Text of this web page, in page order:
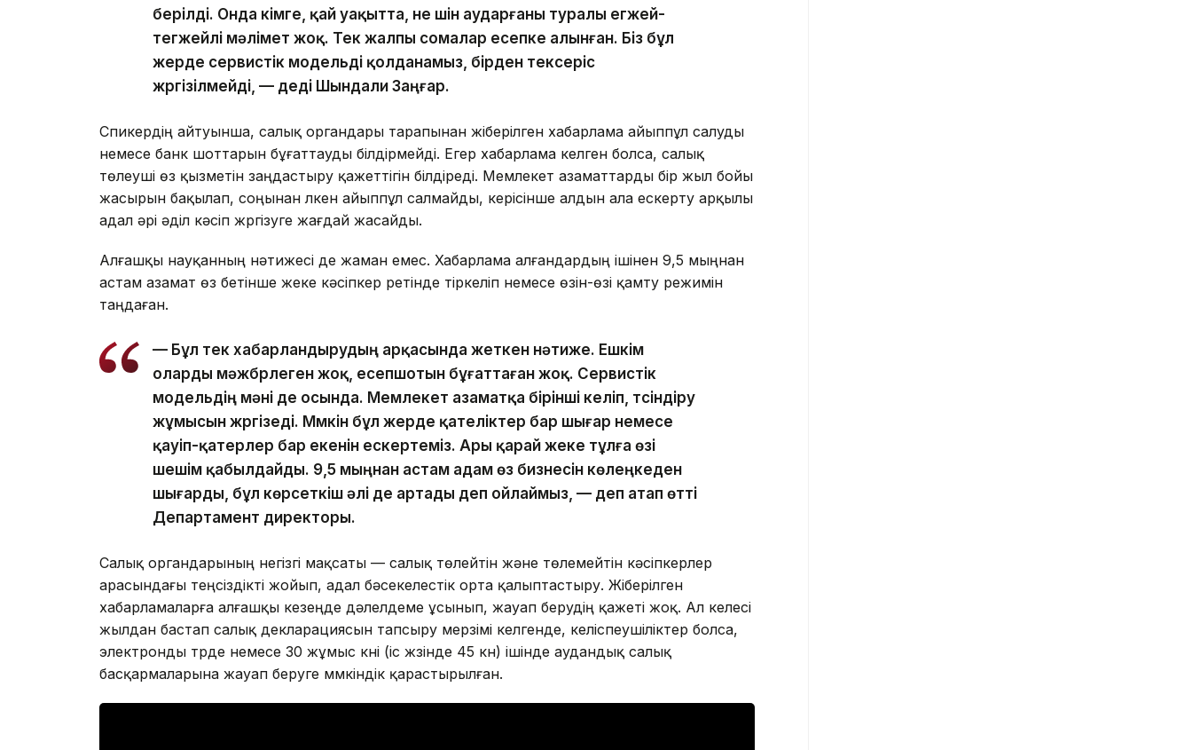
берілді. Онда кімге, қай уақытта, не үшін аударғаны туралы егжей-
тегжейлі мәлімет жоқ. Тек жалпы сомалар есепке алынған. Біз бұл
жерде сервистік модельді қолданамыз, бірден тексеріс
жүргізілмейді, — деді Шындали Заңғар.
Спикердің айтуынша, салық органдары тарапынан жіберілген хабарлама айыппұл салуды
немесе банк шоттарын бұғаттауды білдірмейді. Егер хабарлама келген болса, салық
төлеуші өз қызметін заңдастыру қажеттігін білдіреді. Мемлекет азаматтарды бір жыл бойы
жасырын бақылап, соңынан үлкен айыппұл салмайды, керісінше алдын ала ескерту арқылы
адал әрі әділ кәсіп жүргізуге жағдай жасайды.
Алғашқы науқанның нәтижесі де жаман емес. Хабарлама алғандардың ішінен 9,5 мыңнан
астам азамат өз бетінше жеке кәсіпкер ретінде тіркеліп немесе өзін-өзі қамту режимін
таңдаған.
— Бұл тек хабарландырудың арқасында жеткен нәтиже. Ешкім
оларды мәжбүрлеген жоқ, есепшотын бұғаттаған жоқ. Сервистік
модельдің мәні де осында. Мемлекет азаматқа бірінші келіп, түсіндіру
жұмысын жүргізеді. Мүмкін бұл жерде қателіктер бар шығар немесе
қауіп-қатерлер бар екенін ескертеміз. Ары қарай жеке тұлға өзі
шешім қабылдайды. 9,5 мыңнан астам адам өз бизнесін көлеңкеден
шығарды, бұл көрсеткіш әлі де артады деп ойлаймыз, — деп атап өтті
Департамент директоры.
Салық органдарының негізгі мақсаты — салық төлейтін және төлемейтін кәсіпкерлер
арасындағы теңсіздікті жойып, адал бәсекелестік орта қалыптастыру. Жіберілген
хабарламаларға алғашқы кезеңде дәлелдеме ұсынып, жауап берудің қажеті жоқ. Ал келесі
жылдан бастап салық декларациясын тапсыру мерзімі келгенде, келіспеушіліктер болса,
электронды түрде немесе 30 жұмыс күні (іс жүзінде 45 күн) ішінде аудандық салық
басқармаларына жауап беруге мүмкіндік қарастырылған.